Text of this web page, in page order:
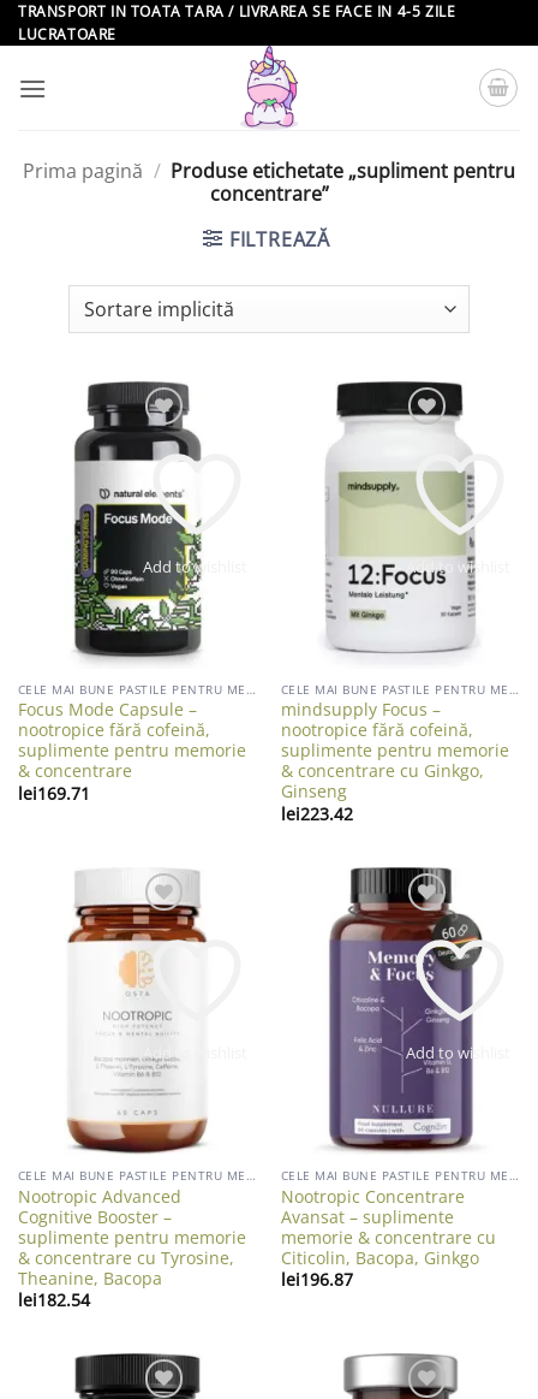
Skip
to
TRANSPORT IN TOATA TARA / LIVRAREA SE FACE IN 4-5 ZILE
LUCRATOARE
Prima pagină / Produse etichetate „supliment pentru
concentrare”
FILTREAZĂ
Add to wishlist
CELE MAI BUNE PASTILE PENTRU MEMORIE
Focus Mode Capsule –
nootropice fără cofeină,
suplimente pentru memorie
& concentrare
lei169.71
Add to wishlist
CELE MAI BUNE PASTILE PENTRU MEMORIE
mindsupply Focus –
nootropice fără cofeină,
suplimente pentru memorie
& concentrare cu Ginkgo,
Ginseng
lei223.42
Add to wishlist
CELE MAI BUNE PASTILE PENTRU MEMORIE
Nootropic Advanced
Cognitive Booster –
suplimente pentru memorie
& concentrare cu Tyrosine,
Theanine, Bacopa
lei182.54
Add to wishlist
CELE MAI BUNE PASTILE PENTRU MEMORIE
Nootropic Concentrare
Avansat – suplimente
memorie & concentrare cu
Citicolin, Bacopa, Ginkgo
lei196.87